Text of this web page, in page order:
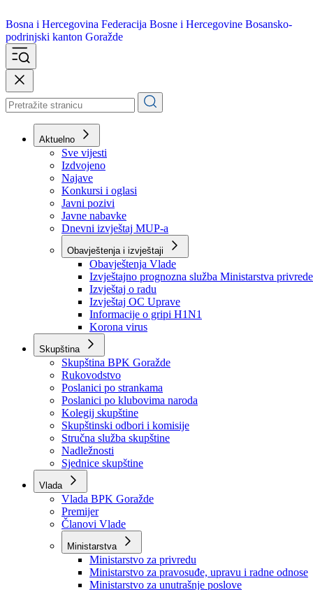
Bosna i Hercegovina
podrinjski kanton Goražde
Aktuelno
Sve vijesti
Izdvojeno
Najave
Konkursi i oglasi
Javni pozivi
Javne nabavke
Dnevni izvještaj MUP-a
Obavještenja i izvještaji
Obavještenja Vlade
Izvještajno prognozna služba Ministarstva privrede
Izvještaj o radu
Izvještaj OC Uprave
Informacije o gripi H1N1
Korona virus
Skupština
Skupština BPK Goražde
Rukovodstvo
Poslanici po strankama
Poslanici po klubovima naroda
Kolegij skupštine
Skupštinski odbori i komisije
Stručna služba skupštine
Nadležnosti
Sjednice skupštine
Vlada
Vlada BPK Goražde
Premijer
Članovi Vlade
Ministarstva